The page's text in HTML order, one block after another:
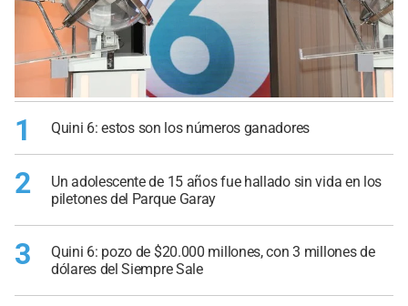
1 Quini 6: estos son los números ganadores
2
Un adolescente de 15 años fue hallado sin vida en los
piletones del Parque Garay
3
Quini 6: pozo de $20.000 millones, con 3 millones de
dólares del Siempre Sale